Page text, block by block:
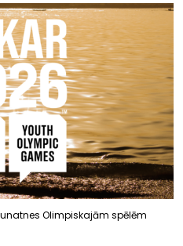
Olimpiskajām spēlēm